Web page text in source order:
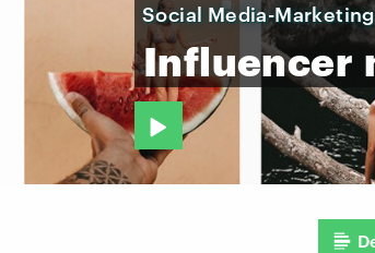
Social Media-Marketing
Influencer